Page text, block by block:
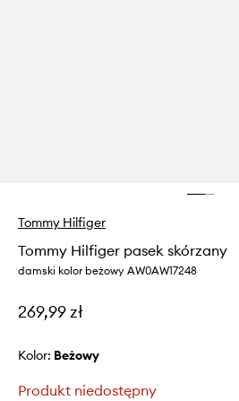
Tommy Hilfiger
Tommy Hilfiger pasek skórzany
damski kolor beżowy AW0AW17248
269,99 zł
Kolor: beżowy
Produkt niedostępny